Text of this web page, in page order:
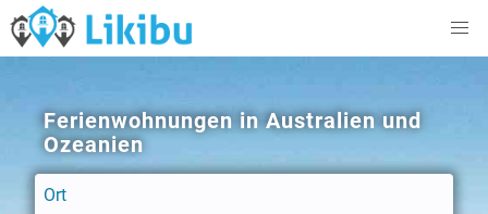
Ferienwohnungen in Australien und
Ozeanien
Ort